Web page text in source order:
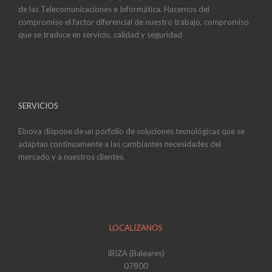
de las Telecomunicaciones e Informática. Hacemos del
compromiso el factor diferencial de nuestro trabajo, compromiso
que se traduce en servicio, calidad y seguridad
SERVICIOS
Einova dispone de un porfolio de soluciones tecnológicas que se
adaptan continuamente a las cambiantes necesidades del
mercado y a nuestros clientes.
LOCALÍZANOS
IBIZA (Baleares)
07800